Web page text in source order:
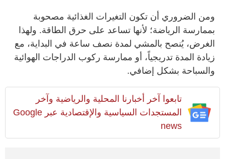
ومن الضروري أن تكون التغيرات الغذائية مصحوبة
بممارسة الرياضة؛ لأنها تساعد على حرق الطاقة. ولهذا
الغرض، يُنصح بالمشي لمدة نصف ساعة في البداية، مع
زيادة المدة تدريجياً، أو ممارسة ركوب الدراجات الهوائية
والسباحة بشكل إضافي.
تابعوا آخر أخبارنا المحلية والرياضية وآخر
المستجدات السياسية والإقتصادية عبر Google
news